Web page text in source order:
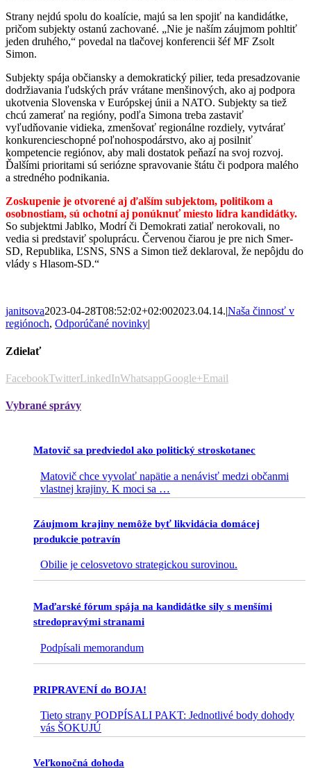
Strany nejdú spolu do koalície, majú sa len spojiť na kandidátke,
pričom subjekty ostanú zachované. „Nie je naším záujmom pohltiť
jeden druhého,“ povedal na tlačovej konferencii šéf MF Zsolt
Simon.
Subjekty spája občiansky a demokratický pilier, teda presadzovanie
dodržiavania ľudských práv vrátane menšinových, ako aj podpora
ukotvenia Slovenska v Európskej únii a NATO. Subjekty sa tiež
chcú zamerať na regióny, podľa Simona treba zastaviť
vyľudňovanie vidieka, zmenšovať regionálne rozdiely, vytvárať
konkurencieschopné poľnohospodárstvo, ako aj posilniť
kompetencie regiónov, aby mali dostatok peňazí na svoj rozvoj.
Ďalšími prioritami sú seriózne spravovanie štátu či podpora malého
a stredného podnikania.
Zoskupenie je otvorené aj ďalším subjektom, politikom a
osobnostiam, sú ochotní aj ponúknuť miesto lídra kandidátky.
So subjektmi Jablko, Modrí či Demokrati zatiaľ nerokovali, no
vedia si predstaviť spoluprácu. Červenou čiarou je pre nich Smer-
SD, Republika, ĽSNS, SNS a Simon tiež deklaroval, že nepôjdu do
vlády s Hlasom-SD.“
janitsova2023-04-28T08:52:02+02:002023.04.14.|Naša činnosť v
regiónoch, Odporúčané novinky|
Zdielať
FacebookTwitterLinkedInWhatsappGoogle+Email
Vybrané správy
Matovič sa predviedol ako politický stroskotanec
Matovič chce vyvolať napätie a nenávisť medzi občanmi
vlastnej krajiny. K moci sa …
Záujmom krajiny nemôže byť likvidácia domácej
produkcie potravín
Obilie je celosvetovo strategickou surovinou.
Maďarské fórum spája na kandidátke sily s menšími
stredopravými stranami
Podpísali memorandum
PRIPRAVENÍ do BOJA!
Tieto strany PODPÍSALI PAKT: Jednotlivé body dohody
vás ŠOKUJÚ
Veľkonočná dohoda